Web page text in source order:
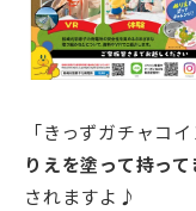
「きっずガチャコイ
りえを塗って持っ
されますよ♪